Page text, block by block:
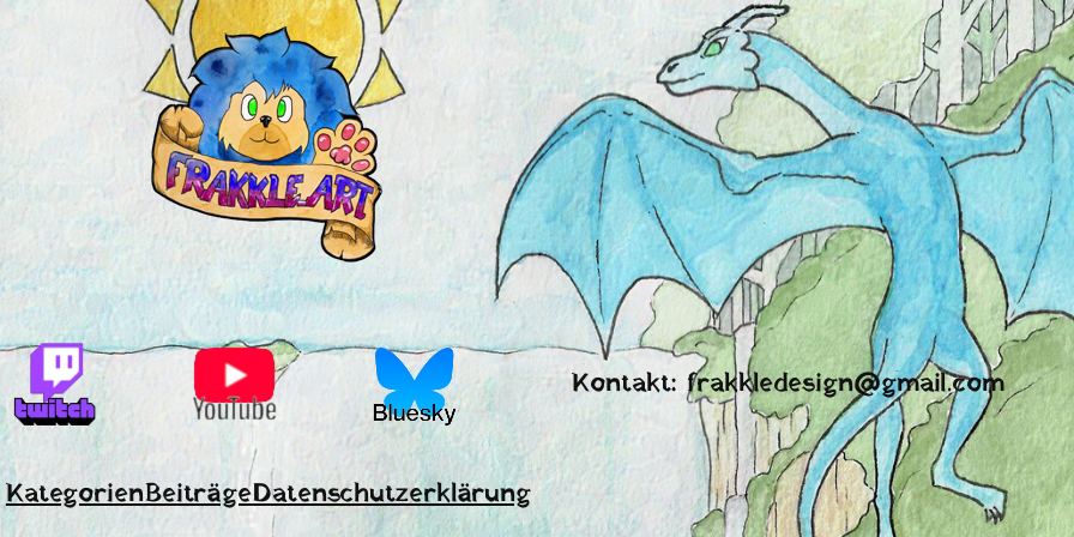
Kontakt: frakkledesign@gmail.com
KategorienBeiträgeDatenschutzerklärung